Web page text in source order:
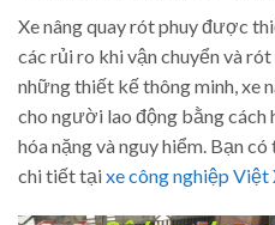
Xe nâng quay rót phuy được
các rủi ro khi vận chuyển và
những thiết kế thông minh, xe
cho người lao động bằng cách
hóa nặng và nguy hiểm. Bạn
chi tiết tạixe công nghiệp Việt